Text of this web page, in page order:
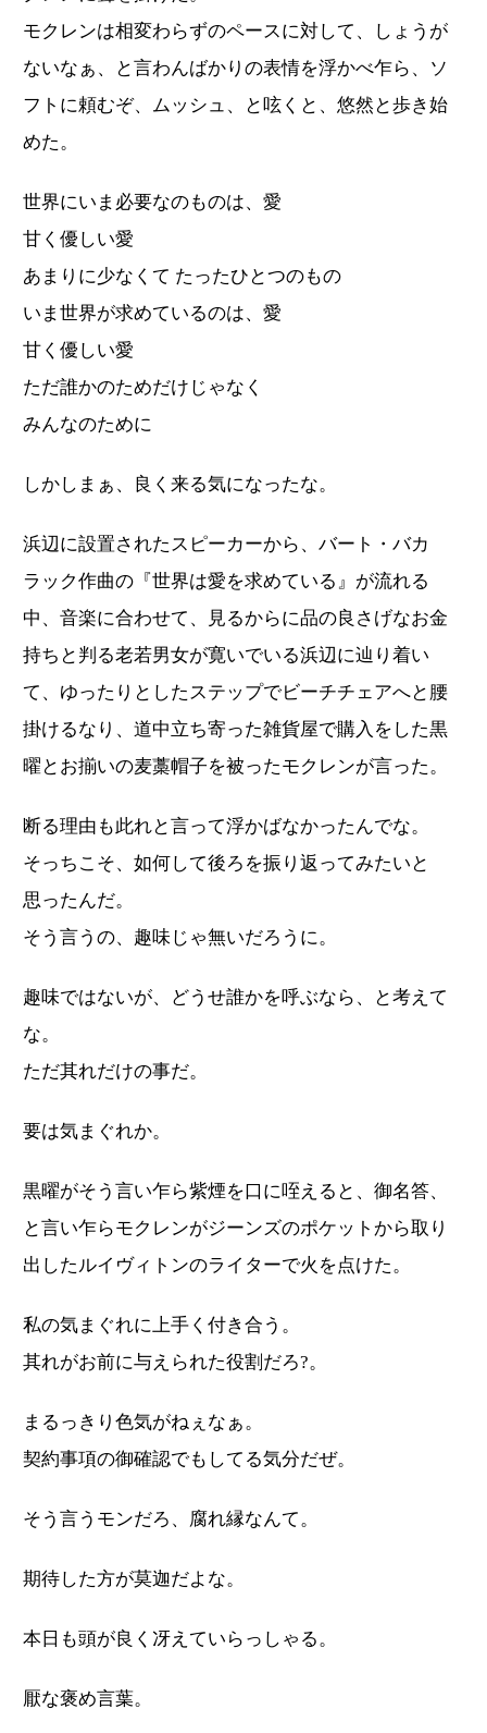
モクレンは相変わらずのペースに対して、しょうが
ないなぁ、と言わんばかりの表情を浮かべ乍ら、ソ
フトに頼むぞ、ムッシュ、と呟くと、悠然と歩き始
めた。
世界にいま必要なのものは、愛
甘く優しい愛
あまりに少なくて たったひとつのもの
いま世界が求めているのは、愛
甘く優しい愛
ただ誰かのためだけじゃなく
みんなのために
しかしまぁ、良く来る気になったな。
浜辺に設置されたスピーカーから、バート・バカ
ラック作曲の『世界は愛を求めている』が流れる
中、音楽に合わせて、見るからに品の良さげなお金
持ちと判る老若男女が寛いでいる浜辺に辿り着い
て、ゆったりとしたステップでビーチチェアへと腰
掛けるなり、道中立ち寄った雑貨屋で購入をした黒
曜とお揃いの麦藁帽子を被ったモクレンが言った。
断る理由も此れと言って浮かばなかったんでな。
そっちこそ、如何して後ろを振り返ってみたいと
思ったんだ。
そう言うの、趣味じゃ無いだろうに。
趣味ではないが、どうせ誰かを呼ぶなら、と考えて
な。
ただ其れだけの事だ。
要は気まぐれか。
黒曜がそう言い乍ら紫煙を口に咥えると、御名答、
と言い乍らモクレンがジーンズのポケットから取り
出したルイヴィトンのライターで火を点けた。
私の気まぐれに上手く付き合う。
其れがお前に与えられた役割だろ?。
まるっきり色気がねぇなぁ。
契約事項の御確認でもしてる気分だぜ。
そう言うモンだろ、腐れ縁なんて。
期待した方が莫迦だよな。
本日も頭が良く冴えていらっしゃる。
厭な褒め言葉。